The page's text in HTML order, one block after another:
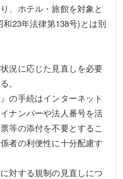
、ホテル・旅館を対象と
23年法律第138号)とは別
況に応じた見直しを必要
。
の手続はインターネット
ナンバーや法人番号を活
等の添付を不要とするこ
者の利便性に十分配慮す
対する規制の見直しにつ